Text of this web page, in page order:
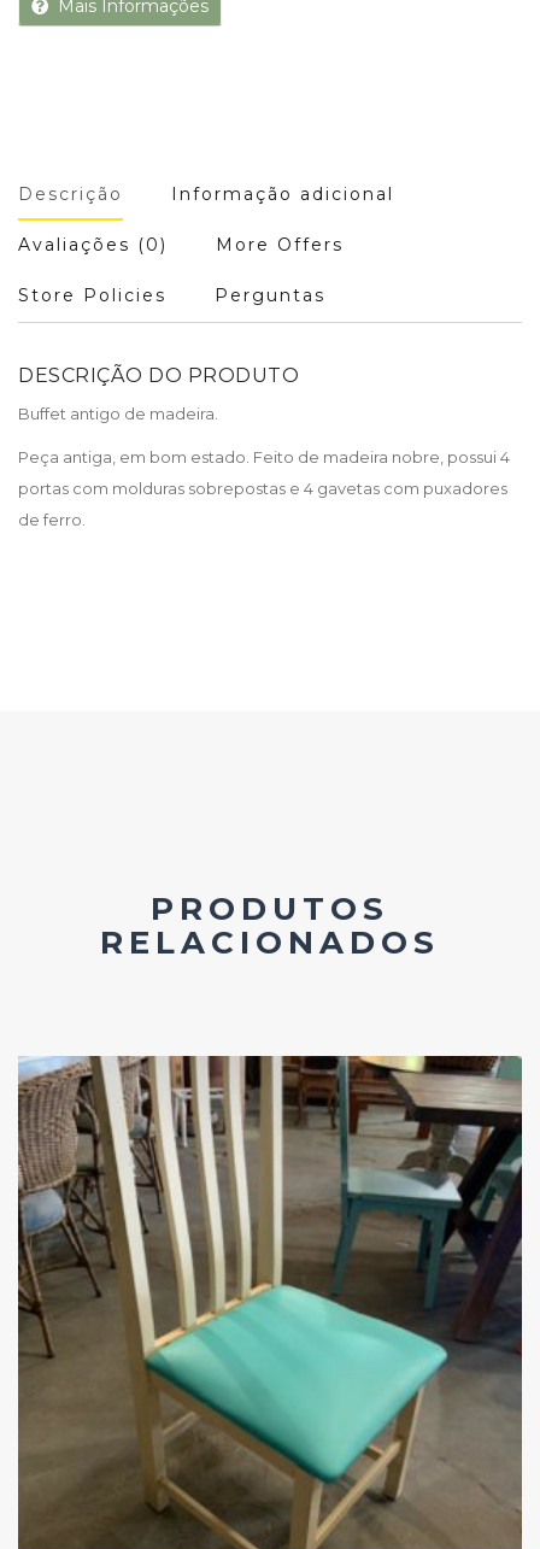
Mais Informações
Descrição Informação adicional
Avaliações (0) More Offers
Store Policies Perguntas
DESCRIÇÃO DO PRODUTO
Buffet antigo de madeira.
Peça antiga, em bom estado. Feito de madeira nobre, possui 4
portas com molduras sobrepostas e 4 gavetas com puxadores
de ferro.
PRODUTOS
RELACIONADOS
Add